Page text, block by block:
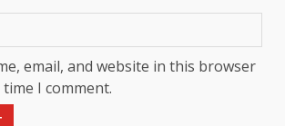
email, and website in this browser
I comment.